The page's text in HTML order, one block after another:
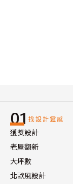
01 找設計靈感
獲獎設計
老屋翻新
大坪數
北歐風設計